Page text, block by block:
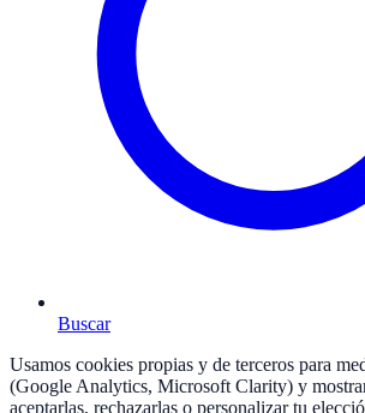
Buscar
Usamos cookies propias y de terceros para
(Google Analytics, Microsoft Clarity) y
aceptarlas, rechazarlas o personalizar tu